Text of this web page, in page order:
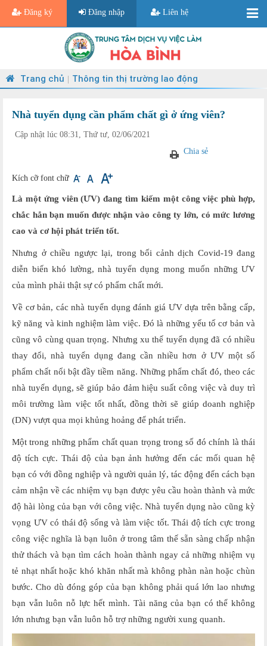
Đăng ký Đăng nhập Liên hệ
Trang chủ Thông tin thị trường lao động
Nhà tuyển dụng cần phẩm chất gì ở ứng viên?
Cập nhật lúc 08:31, Thứ tư, 02/06/2021
Chia sẻ
Kích cỡ font chữ
Là một ứng viên (ƯV) đang tìm kiếm một công việc phù hợp,
chắc hẳn bạn muốn được nhận vào công ty lớn, có mức lương
cao và cơ hội phát triển tốt.
Nhưng ở chiều ngược lại, trong bối cảnh dịch Covid-19 đang
diễn biến khó lường, nhà tuyển dụng mong muốn những ƯV
của mình phải thật sự có phẩm chất mới.
Về cơ bản, các nhà tuyển dụng đánh giá ƯV dựa trên bằng cấp,
kỹ năng và kinh nghiệm làm việc. Đó là những yếu tố cơ bản và
cũng vô cùng quan trọng. Nhưng xu thế tuyển dụng đã có nhiều
thay đổi, nhà tuyển dụng đang cần nhiều hơn ở ƯV một số
phẩm chất nổi bật đầy tiềm năng. Những phẩm chất đó, theo các
nhà tuyển dụng, sẽ giúp bảo đảm hiệu suất công việc và duy trì
môi trường làm việc tốt nhất, đồng thời sẽ giúp doanh nghiệp
(DN) vượt qua mọi khủng hoảng để phát triển.
Một trong những phẩm chất quan trọng trong số đó chính là thái
độ tích cực. Thái độ của bạn ảnh hưởng đến các mối quan hệ
bạn có với đồng nghiệp và người quản lý, tác động đến cách bạn
cảm nhận về các nhiệm vụ bạn được yêu cầu hoàn thành và mức
độ hài lòng của bạn với công việc. Nhà tuyển dụng nào cũng kỳ
vọng ƯV có thái độ sống và làm việc tốt. Thái độ tích cực trong
công việc nghĩa là bạn luôn ở trong tâm thế sẵn sàng chấp nhận
thử thách và bạn tìm cách hoàn thành ngay cả những nhiệm vụ
tẻ nhạt nhất hoặc khó khăn nhất mà không phàn nàn hoặc chùn
bước. Cho dù đóng góp của bạn không phải quá lớn lao nhưng
bạn vẫn luôn nỗ lực hết mình. Tài năng của bạn có thể không
lớn nhưng bạn vẫn luôn hỗ trợ những người xung quanh.